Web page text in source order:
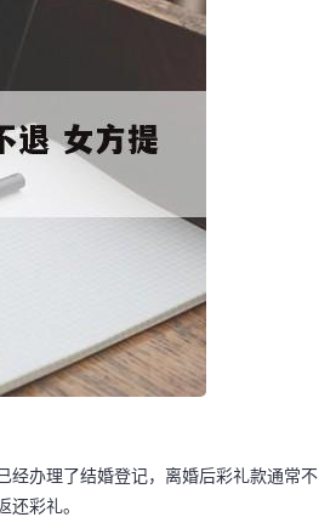
经办理了结婚登记，离婚后彩礼款通常不
彩礼。